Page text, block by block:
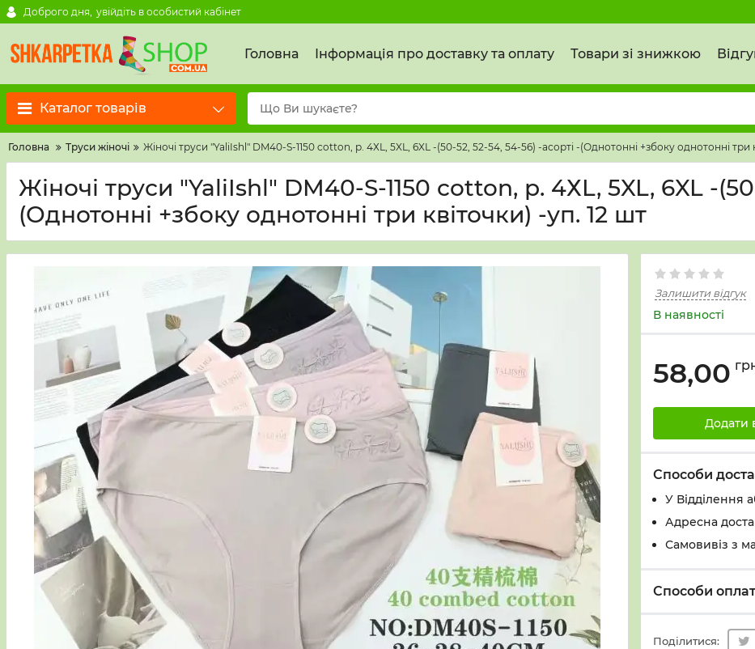
Доброго дня, увійдіть в особистий кабінет
Головна Інформація про доставку та оплату Товари зі знижкою
Каталог товарів
Головна Труси жіночі Жіночі труси "YaliIshl" DM40-S-1150 cotton, р. 4ХL, 5XL, 6XL -(50-52, 52-54, 54-56) -асорті -(Однотонні +збоку однотонні три
Жіночі труси "YaliIshl" DM40-S-1150 cotton, р. 4ХL, 5XL, 6XL -
(Однотонні +збоку однотонні три квіточки) -уп. 12 шт
Залишити відгук
В наявності
58,00
Додати
Способи
У Вiддiлення
Адресна
Самовивіз з
Способи
Поділитися: